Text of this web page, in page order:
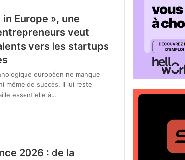
Europe », une
veut
vers les startups
européen ne manque
même de succès. Il lui reste
essentielle à…
2026 : de la